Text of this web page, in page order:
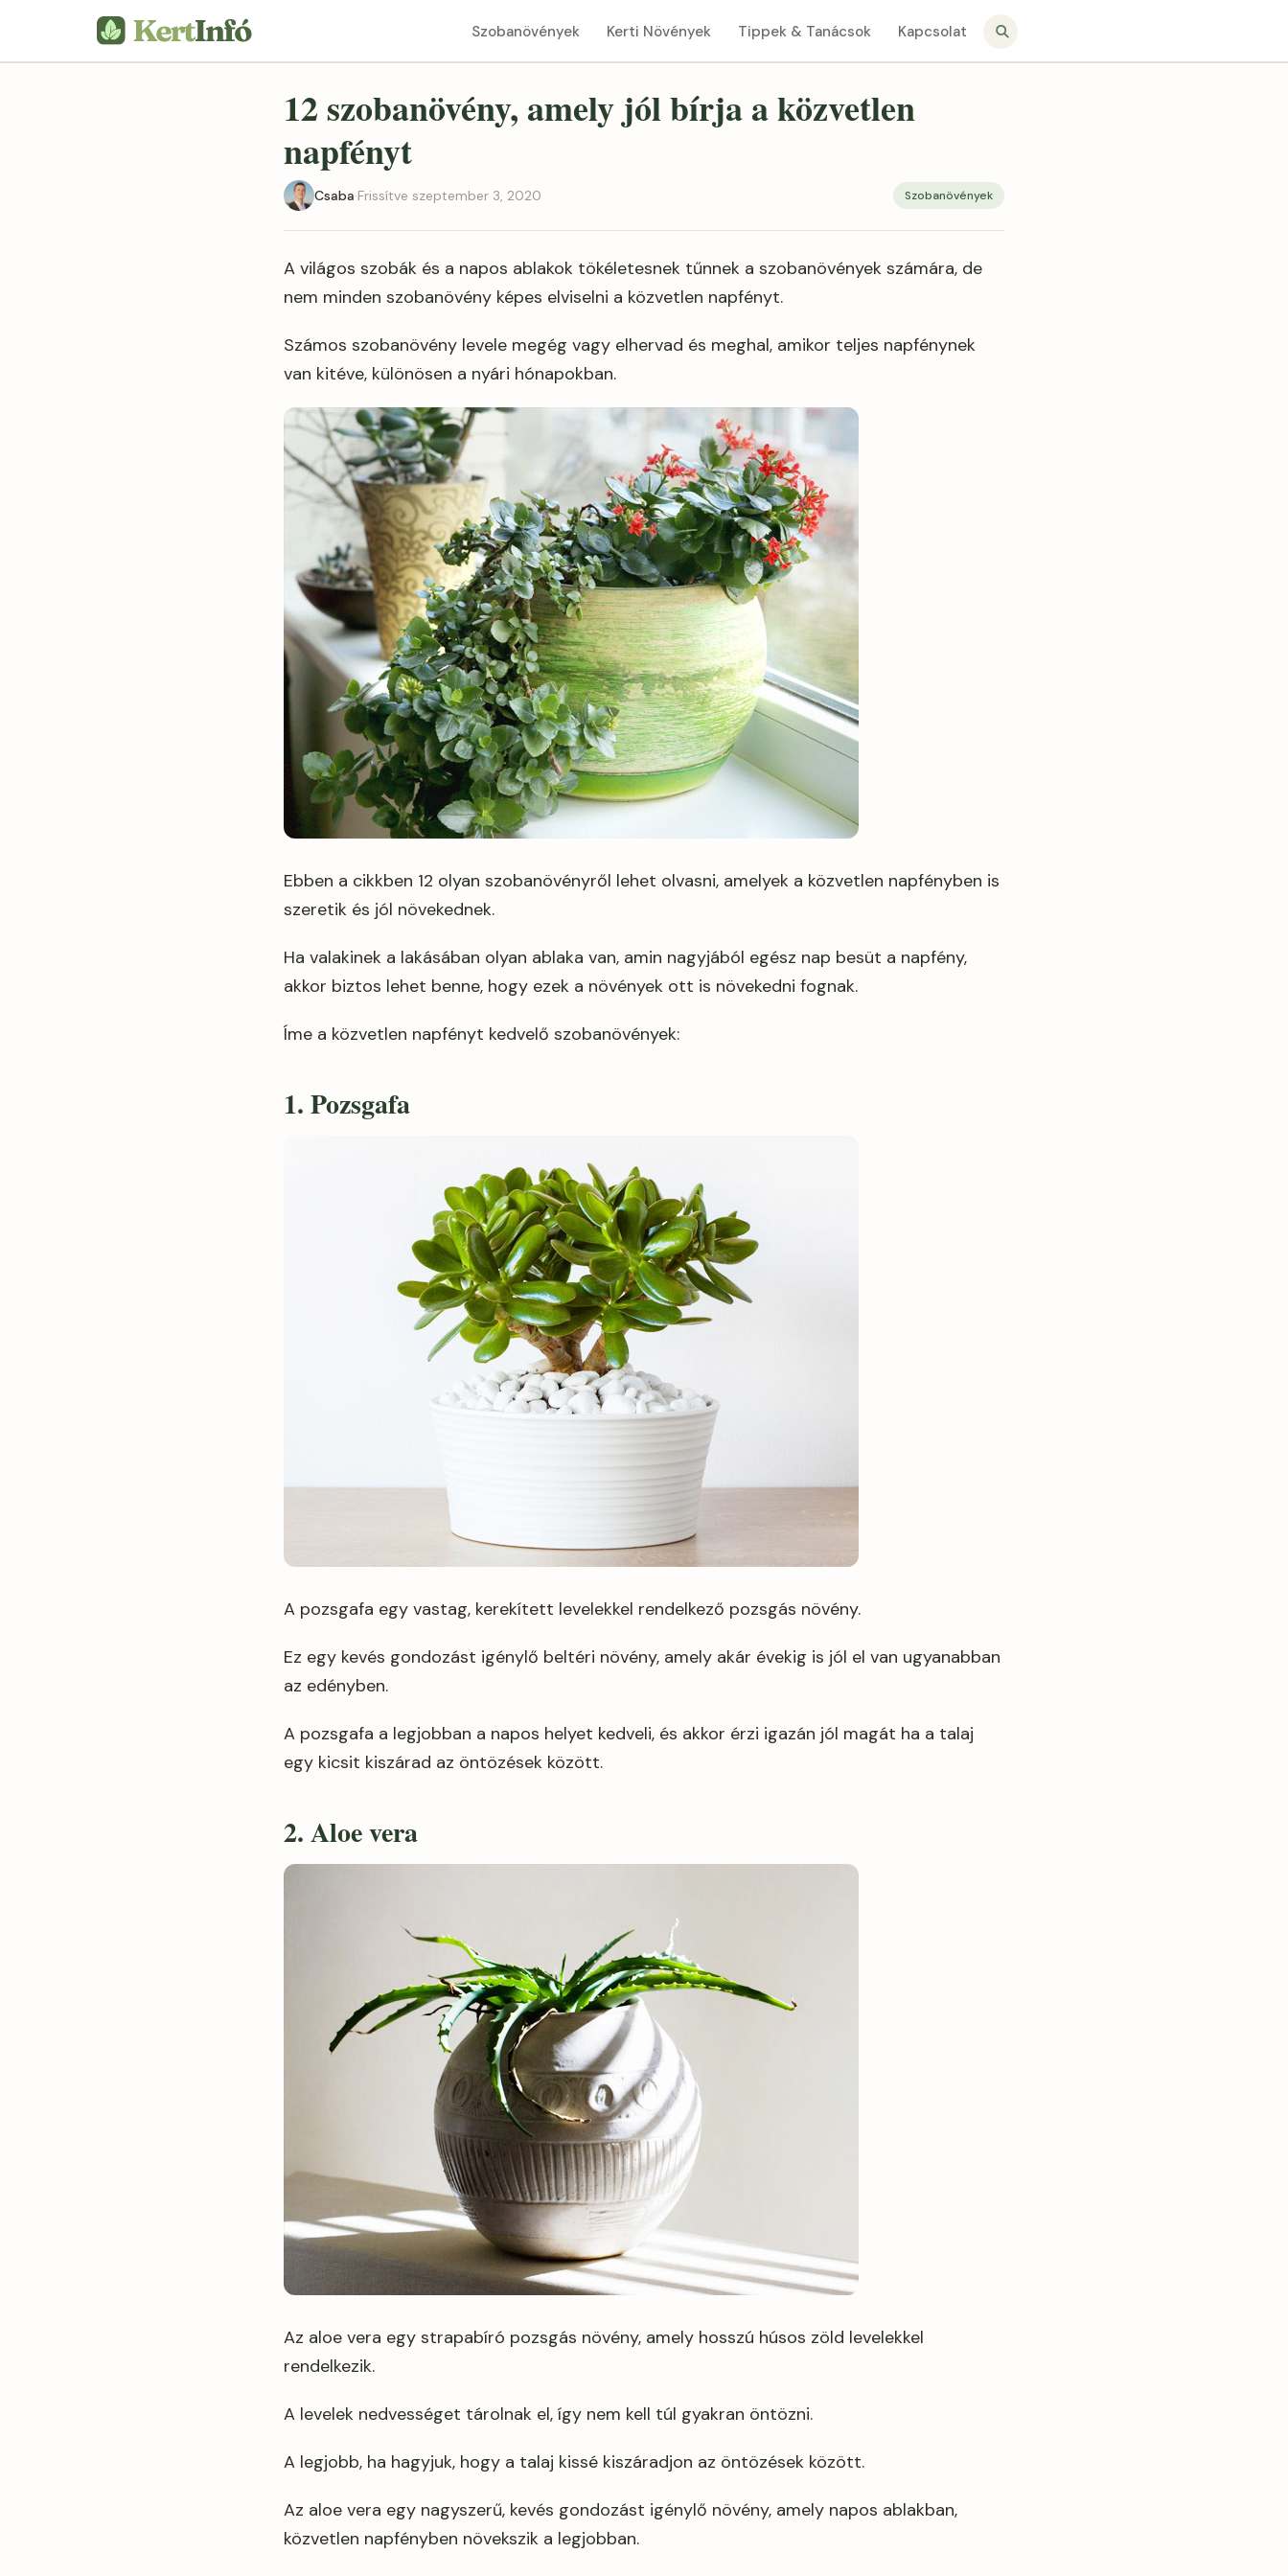
Szobanövények Kerti Növények Tippek & Tanácsok Kapcsolat
12 szobanövény, amely jól bírja a közvetlen
napfényt
Csaba·Frissítve szeptember 3, 2020 Szobanövények
A világos szobák és a napos ablakok tökéletesnek tűnnek a szobanövények számára, de
nem minden szobanövény képes elviselni a közvetlen napfényt.
Számos szobanövény levele megég vagy elhervad és meghal, amikor teljes napfénynek
van kitéve, különösen a nyári hónapokban.
Ebben a cikkben 12 olyan szobanövényről lehet olvasni, amelyek a közvetlen napfényben is
szeretik és jól növekednek.
Ha valakinek a lakásában olyan ablaka van, amin nagyjából egész nap besüt a napfény,
akkor biztos lehet benne, hogy ezek a növények ott is növekedni fognak.
Íme a közvetlen napfényt kedvelő szobanövények:
1. Pozsgafa
A pozsgafa egy vastag, kerekített levelekkel rendelkező pozsgás növény.
Ez egy kevés gondozást igénylő beltéri növény, amely akár évekig is jól el van ugyanabban
az edényben.
A pozsgafa a legjobban a napos helyet kedveli, és akkor érzi igazán jól magát ha a talaj
egy kicsit kiszárad az öntözések között.
2. Aloe vera
Az aloe vera egy strapabíró pozsgás növény, amely hosszú húsos zöld levelekkel
rendelkezik.
A levelek nedvességet tárolnak el, így nem kell túl gyakran öntözni.
A legjobb, ha hagyjuk, hogy a talaj kissé kiszáradjon az öntözések között.
Az aloe vera egy nagyszerű, kevés gondozást igénylő növény, amely napos ablakban,
közvetlen napfényben növekszik a legjobban.